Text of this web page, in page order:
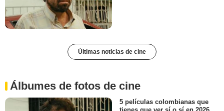
Últimas noticias de cine
Álbumes de fotos de cine
5 películas colombianas que